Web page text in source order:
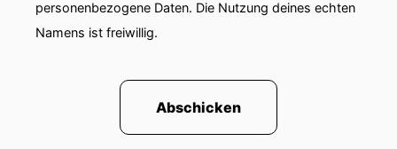
personenbezogene Daten. Die Nutzung deines echten
Namens ist freiwillig.
Abschicken